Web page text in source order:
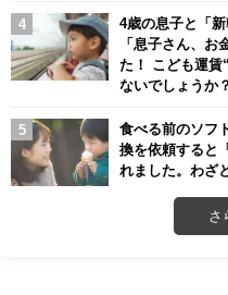
4歳の息子と「
「息子さん、お
た！ こども運賃
ないでしょうか
食べる前のソフ
換を依頼すると
れました。わざ
さ